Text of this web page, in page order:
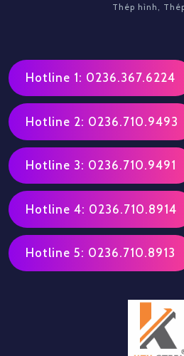
Thép hình,
Hotline 1: 0236.367.6224
Hotline 2: 0236.710.9493
Hotline 3: 0236.710.9491
Hotline 4: 0236.710.8914
Hotline 5: 0236.710.8913